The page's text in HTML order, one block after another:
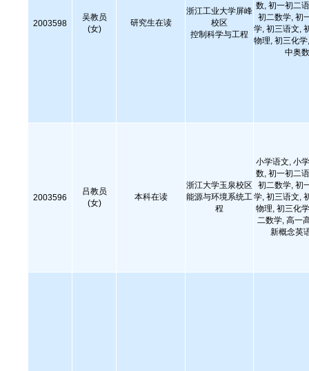
2003598
吴教员
(女)
研究生在读
浙江工业大学屏峰
校区
控制科学与工程
数, 初一初二
初二数学, 初
学, 初三语文,
物理, 初三化
中奥
2003596
吕教员
(女)
本科在读
浙江大学玉泉校区
能源与环境系统工
程
小学语文, 小
数, 初一初二
初二数学, 初
学, 初三语文,
物理, 初三化
二数学, 高一
新概念英